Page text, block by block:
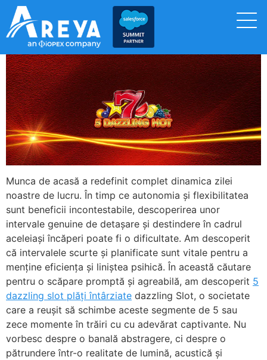
Munca de acasă a redefinit complet dinamica zilei
noastre de lucru. În timp ce autonomia și flexibilitatea
sunt beneficii incontestabile, descoperirea unor
intervale genuine de detașare și destindere în cadrul
aceleiași încăperi poate fi o dificultate. Am descoperit
că intervalele scurte și planificate sunt vitale pentru a
menține eficiența și liniștea psihică. În această căutare
pentru o scăpare promptă și agreabilă, am descoperit 5
dazzling slot plăți întârziate dazzling Slot, o societate
care a reușit să schimbe aceste segmente de 5 sau
zece momente în trăiri cu cu adevărat captivante. Nu
vorbesc despre o banală abstragere, ci despre o
pătrundere într-o realitate de lumină, acustică și